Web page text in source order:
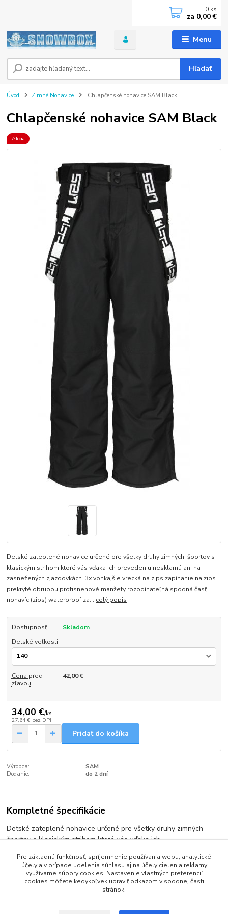
Menu
Hľadať
0 ks
za 0,00 €
Úvod Zimné Nohavice Chlapčenské nohavice SAM Black
Chlapčenské nohavice SAM Black
Akcia
Detské zateplené nohavice určené pre všetky druhy zimných športov s
klasickým strihom ktoré vás vďaka ich prevedeniu nesklamú ani na
zasnežených zjazdovkách. 3x vonkajšie vrecká na zips zapínanie na zips
prekryté obrubou protisnehové manžety rozopínateľná spodná časť
nohavíc (zips) waterproof za... celý popis
Dostupnosť
Skladom
Detské veľkosti
Cena pred
zľavou
42,00 €
34,00 €/ks
27,64 € bez DPH
Pridať do košíka
Výrobca:
SAM
Dodanie:
do 2 dní
Kompletné špecifikácie
Detské zateplené nohavice určené pre všetky druhy zimných
športov s klasickým strihom ktoré vás vďaka ich
3x vonkajšie vrecká na zips
zapínanie na zips prekryté obrubou
protisnehové manžety
rozopínateľná spodná časť nohavíc (zips)
Pre základnú funkčnosť, spríjemnenie používania webu, analytické
účely a v prípade udelenia súhlasu aj na účely cielenia reklamy
využívame súbory cookies. Nastavenie vlastných preferencií
cookies môžete kedykoľvek upraviť odkazom v spodnej časti
stránok.